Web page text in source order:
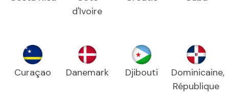
d'Ivoire
Curaçao Danemark Djibouti
Dominicaine,
République